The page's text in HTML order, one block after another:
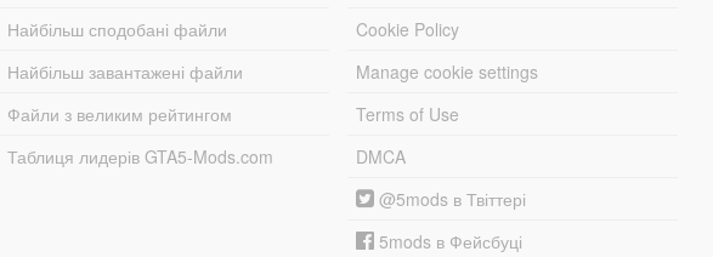
Найбільш сподобані файли
Найбільш завантажені файли
Файли з великим рейтингом
Таблиця лидерів GTA5-Mods.com
Cookie Policy
Manage cookie settings
Terms of Use
DMCA
@5mods в Твіттері
5mods в Фейсбуці